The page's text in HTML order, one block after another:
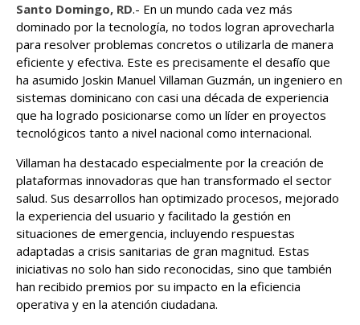
Santo Domingo, RD.- En un mundo cada vez más
dominado por la tecnología, no todos logran aprovecharla
para resolver problemas concretos o utilizarla de manera
eficiente y efectiva. Este es precisamente el desafío que
ha asumido Joskin Manuel Villaman Guzmán, un ingeniero en
sistemas dominicano con casi una década de experiencia
que ha logrado posicionarse como un líder en proyectos
tecnológicos tanto a nivel nacional como internacional.
Villaman ha destacado especialmente por la creación de
plataformas innovadoras que han transformado el sector
salud. Sus desarrollos han optimizado procesos, mejorado
la experiencia del usuario y facilitado la gestión en
situaciones de emergencia, incluyendo respuestas
adaptadas a crisis sanitarias de gran magnitud. Estas
iniciativas no solo han sido reconocidas, sino que también
han recibido premios por su impacto en la eficiencia
operativa y en la atención ciudadana.